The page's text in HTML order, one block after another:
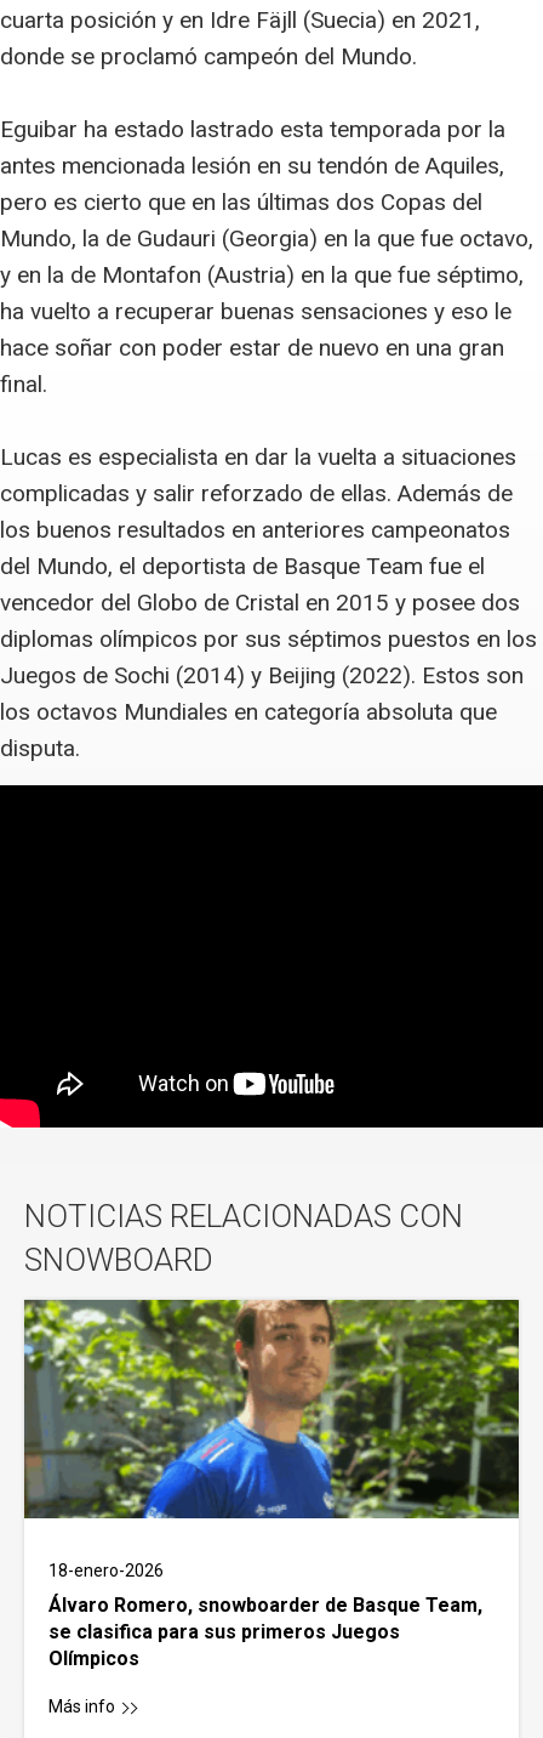
cuarta posición y en Idre Fäjll (Suecia) en 2021,
donde se proclamó campeón del Mundo.
Eguibar ha estado lastrado esta temporada por la
antes mencionada lesión en su tendón de Aquiles,
pero es cierto que en las últimas dos Copas del
Mundo, la de Gudauri (Georgia) en la que fue octavo,
y en la de Montafon (Austria) en la que fue séptimo,
ha vuelto a recuperar buenas sensaciones y eso le
hace soñar con poder estar de nuevo en una gran
final.
Lucas es especialista en dar la vuelta a situaciones
complicadas y salir reforzado de ellas. Además de
los buenos resultados en anteriores campeonatos
del Mundo, el deportista de Basque Team fue el
vencedor del Globo de Cristal en 2015 y posee dos
diplomas olímpicos por sus séptimos puestos en los
Juegos de Sochi (2014) y Beijing (2022). Estos son
los octavos Mundiales en categoría absoluta que
disputa.
NOTICIAS RELACIONADAS CON
SNOWBOARD
18-enero-2026
Álvaro Romero, snowboarder de Basque Team,
se clasifica para sus primeros Juegos
Olímpicos
Más info